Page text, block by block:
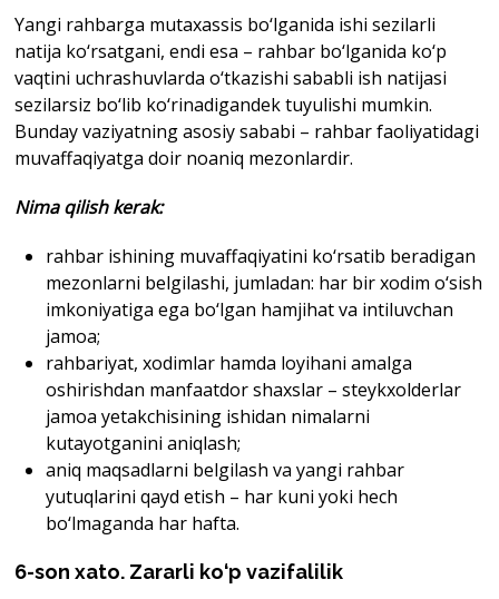
Yangi rahbarga mutaxassis bo‘lganida ishi sezilarli
natija ko‘rsatgani, endi esa – rahbar bo‘lganida ko‘p
vaqtini uchrashuvlarda o‘tkazishi sababli ish natijasi
sezilarsiz bo‘lib ko‘rinadigandek tuyulishi mumkin.
Bunday vaziyatning asosiy sababi – rahbar faoliyatidagi
muvaffaqiyatga doir noaniq mezonlardir.
Nima qilish kerak:
rahbar ishining muvaffaqiyatini ko‘rsatib beradigan
mezonlarni belgilashi, jumladan: har bir xodim o‘sish
imkoniyatiga ega bo‘lgan hamjihat va intiluvchan
jamoa;
rahbariyat, xodimlar hamda loyihani amalga
oshirishdan manfaatdor shaxslar – steykxolderlar
jamoa yetakchisining ishidan nimalarni
kutayotganini aniqlash;
aniq maqsadlarni belgilash va yangi rahbar
yutuqlarini qayd etish – har kuni yoki hech
bo‘lmaganda har hafta.
6-son xato. Zararli ko‘p vazifalilik